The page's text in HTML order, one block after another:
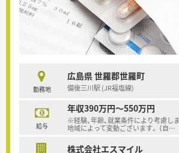
勤務地
広島県 世羅郡世羅町
備後三川駅 (JR福塩線)
給与
年収390万円～550万円
※経験、年齢、就業条件により考慮し
地域によって変動ございます。 （自…
株式会社エスマイル